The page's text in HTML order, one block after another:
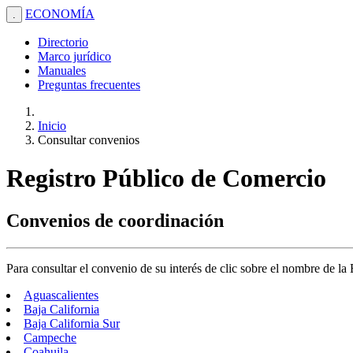
. ECONOMÍA
Directorio
Marco jurídico
Manuales
Preguntas frecuentes
Inicio
Consultar convenios
Registro Público de Comercio
Convenios de coordinación
Para consultar el convenio de su interés de clic sobre el nombre de la
Aguascalientes
Baja California
Baja California Sur
Campeche